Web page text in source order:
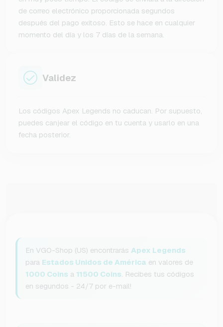
de correo electrónico proporcionada segundos
después del pago exitoso. Esto se hace en cualquier
momento del día y los 7 días de la semana.
Validez
Los códigos Apex Legends no caducan. Por supuesto,
puedes canjear el código en tu cuenta y usarlo en una
fecha posterior.
En VGO-Shop (US) encontrarás Apex Legends
para Estados Unidos de América en valores de
1000 Coins a 11500 Coins. Recibes tus códigos
en segundos - 24/7 por e-mail!